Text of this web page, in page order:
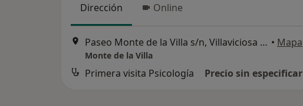
Dirección Online
Paseo Monte de la Villa s/n, Villaviciosa de Odón • Mapa
Monte de la Villa
Primera visita Psicología Precio sin especificar